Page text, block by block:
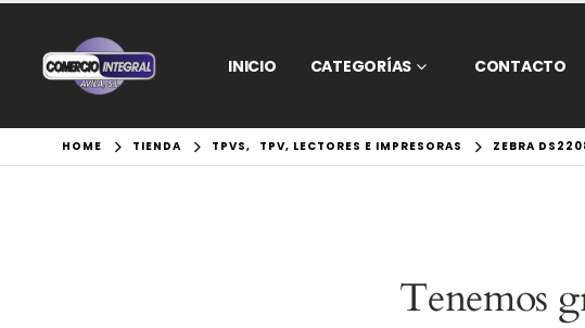
INICIO CATEGORÍAS CONTACTO
HOME TIENDA TPVS, TPV, LECTORES E IMPRESORAS ZEBRA
Tenemos